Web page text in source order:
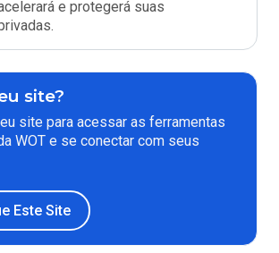
e protegerá suas
site?
site para acessar as ferramentas
WOT e se conectar com seus
Este Site